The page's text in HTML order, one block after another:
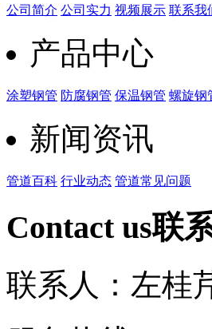
公司简介 公司实力 视频展示 联系我
产品中心
涂塑钢管 防腐钢管 保温钢管 螺旋钢
新闻资讯
管道百科 行业动态 管道常见问题
Contact us联
联系人：左桂